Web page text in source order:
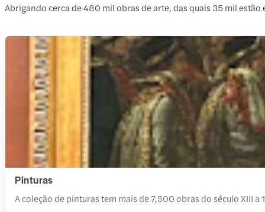
Abrigando cerca de 480 mil obras de arte, das quais 35 mil
Pinturas
A coleção de pinturas tem mais de 7,500 obras do século XIII